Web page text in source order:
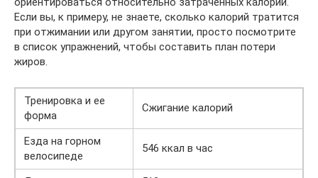
Если вы, к примеру, не знаете, сколько калорий тратится
при отжимании или другом занятии, просто посмотрите
в список упражнений, чтобы составить план потери
жиров.
Тренировка и ее
форма
Сжигание калорий
Езда на горном
велосипеде
546 ккал в час